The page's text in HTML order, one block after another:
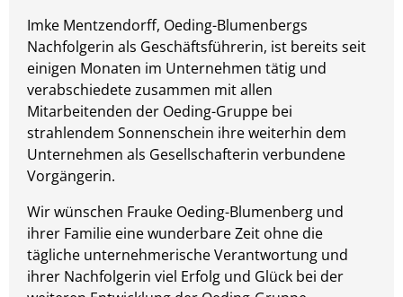
Imke Mentzendorff, Oeding-Blumenbergs
Nachfolgerin als Geschäftsführerin, ist bereits seit
einigen Monaten im Unternehmen tätig und
verabschiedete zusammen mit allen
Mitarbeitenden der Oeding-Gruppe bei
strahlendem Sonnenschein ihre weiterhin dem
Unternehmen als Gesellschafterin verbundene
Vorgängerin.
Wir wünschen Frauke Oeding-Blumenberg und
ihrer Familie eine wunderbare Zeit ohne die
tägliche unternehmerische Verantwortung und
ihrer Nachfolgerin viel Erfolg und Glück bei der